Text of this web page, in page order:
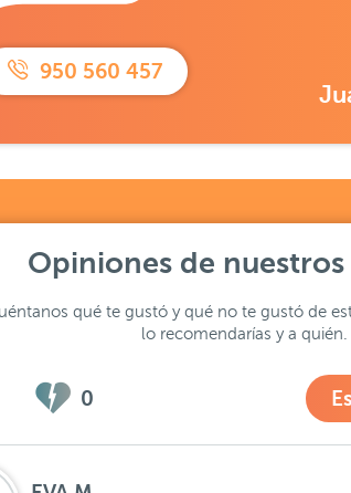
950 560 457
Opiniones de
qué te gustó y qué no te gustó de
lo recomendarías y a quién.
0